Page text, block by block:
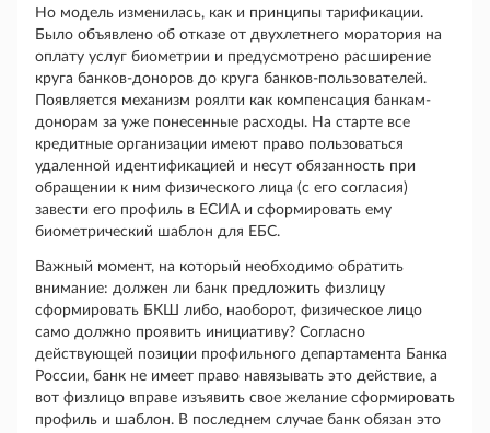
Но модель изменилась, как и принципы тарификации.
Было объявлено об отказе от двухлетнего моратория на
оплату услуг биометрии и предусмотрено расширение
круга банков-доноров до круга банков-пользователей.
Появляется механизм роялти как компенсация банкам-
донорам за уже понесенные расходы. На старте все
кредитные организации имеют право пользоваться
удаленной идентификацией и несут обязанность при
обращении к ним физического лица (с его согласия)
завести его профиль в ЕСИА и сформировать ему
биометрический шаблон для ЕБС.
Важный момент, на который необходимо обратить
внимание: должен ли банк предложить физлицу
сформировать БКШ либо, наоборот, физическое лицо
само должно проявить инициативу? Согласно
действующей позиции профильного департамента Банка
России, банк не имеет право навязывать это действие, а
вот физлицо вправе изъявить свое желание сформировать
профиль и шаблон. В последнем случае банк обязан это